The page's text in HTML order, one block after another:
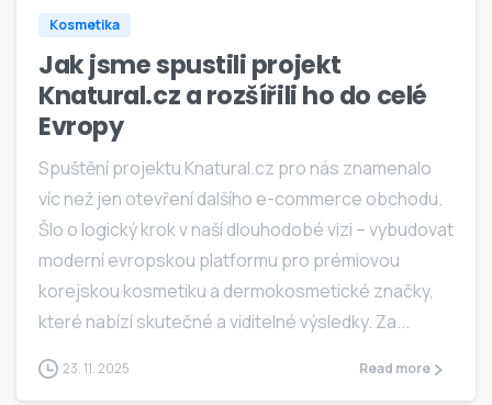
Kosmetika
Jak jsme spustili projekt
Knatural.cz a rozšířili ho do celé
Evropy
Spuštění projektu Knatural.cz pro nás znamenalo
víc než jen otevření dalšího e-commerce obchodu.
Šlo o logický krok v naší dlouhodobé vizi – vybudovat
moderní evropskou platformu pro prémiovou
korejskou kosmetiku a dermokosmetické značky,
které nabízí skutečné a viditelné výsledky. Za...
23. 11. 2025 Read more